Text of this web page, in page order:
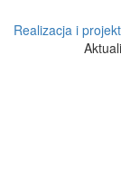
Realizacja i